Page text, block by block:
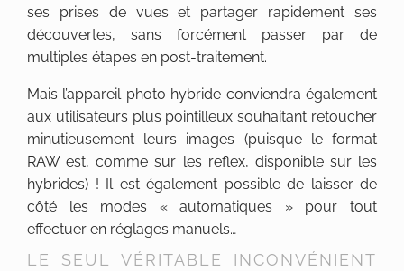
ses prises de vues et partager rapidement ses
découvertes, sans forcément passer par de
multiples étapes en post-traitement.
Mais l’appareil photo hybride conviendra également
aux utilisateurs plus pointilleux souhaitant retoucher
minutieusement leurs images (puisque le format
RAW est, comme sur les reflex, disponible sur les
hybrides) ! Il est également possible de laisser de
côté les modes « automatiques » pour tout
effectuer en réglages manuels…
LE SEUL VÉRITABLE INCONVÉNIENT